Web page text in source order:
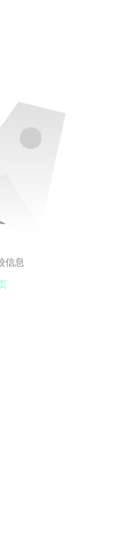
信息